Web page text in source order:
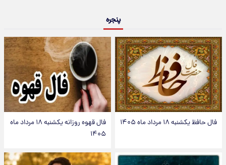
پنجره
فال حافظ یکشنبه ۱۸ مرداد ماه ۱۴۰۵
فال قهوه روزانه یکشنبه ۱۸ مرداد ماه
۱۴۰۵